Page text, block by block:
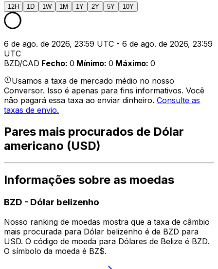
12H 1D 1W 1M 1Y 2Y 5Y 10Y
6 de ago. de 2026, 23:59 UTC - 6 de ago. de 2026, 23:59
UTC
BZD/CAD Fecho: 0 Mínimo: 0 Máximo: 0
Usamos a taxa de mercado médio no nosso
Conversor. Isso é apenas para fins informativos. Você
não pagará essa taxa ao enviar dinheiro. Consulte as
taxas de envio.
Pares mais procurados de Dólar
americano (USD)
Informações sobre as moedas
BZD - Dólar belizenho
Nosso ranking de moedas mostra que a taxa de câmbio
mais procurada para Dólar belizenho é de BZD para
USD. O código de moeda para Dólares de Belize é BZD.
O símbolo da moeda é BZ$.